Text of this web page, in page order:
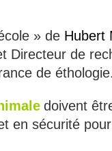
» de Hubert
Directeur de
de
doivent
en sécurité